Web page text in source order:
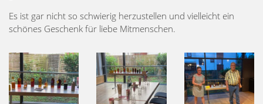
Es ist gar nicht so schwierig herzustellen und vielleicht ein
schönes Geschenk für liebe Mitmenschen.